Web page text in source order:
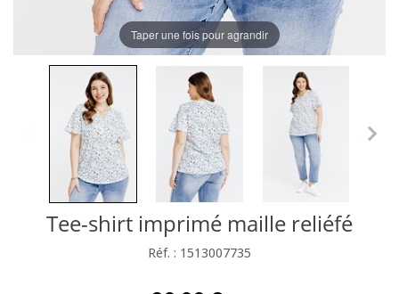
Taper une fois pour agrandir
Tee-shirt imprimé maille reliéfé
Réf. : 1513007735